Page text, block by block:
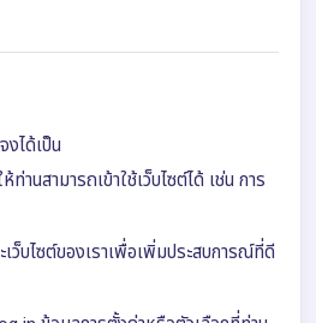
งได้เป็น
านสามารถเข้าใช้เว็บไซต์ได้ เช่น การ
ว็บไซต์ของเราเพื่อเพิ่มประสบการณ์ที่ดี